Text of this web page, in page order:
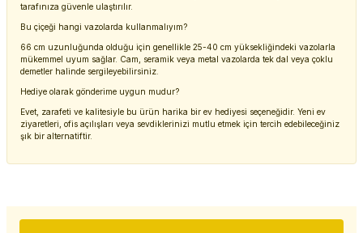
tarafınıza güvenle ulaştırılır.
Bu çiçeği hangi vazolarda kullanmalıyım?
66 cm uzunluğunda olduğu için genellikle 25-40 cm yüksekliğindeki vazolarla
mükemmel uyum sağlar. Cam, seramik veya metal vazolarda tek dal veya çoklu
demetler halinde sergileyebilirsiniz.
Hediye olarak gönderime uygun mudur?
Evet, zarafeti ve kalitesiyle bu ürün harika bir ev hediyesi seçeneğidir. Yeni ev
ziyaretleri, ofis açılışları veya sevdiklerinizi mutlu etmek için tercih edebileceğiniz
şık bir alternatiftir.